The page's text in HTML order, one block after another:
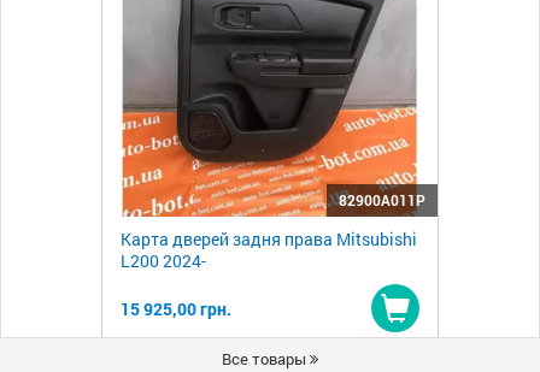
82900A011P
Карта дверей задня права Mitsubishi
L200 2024-
15 925,00 грн.
Купити
Все товары